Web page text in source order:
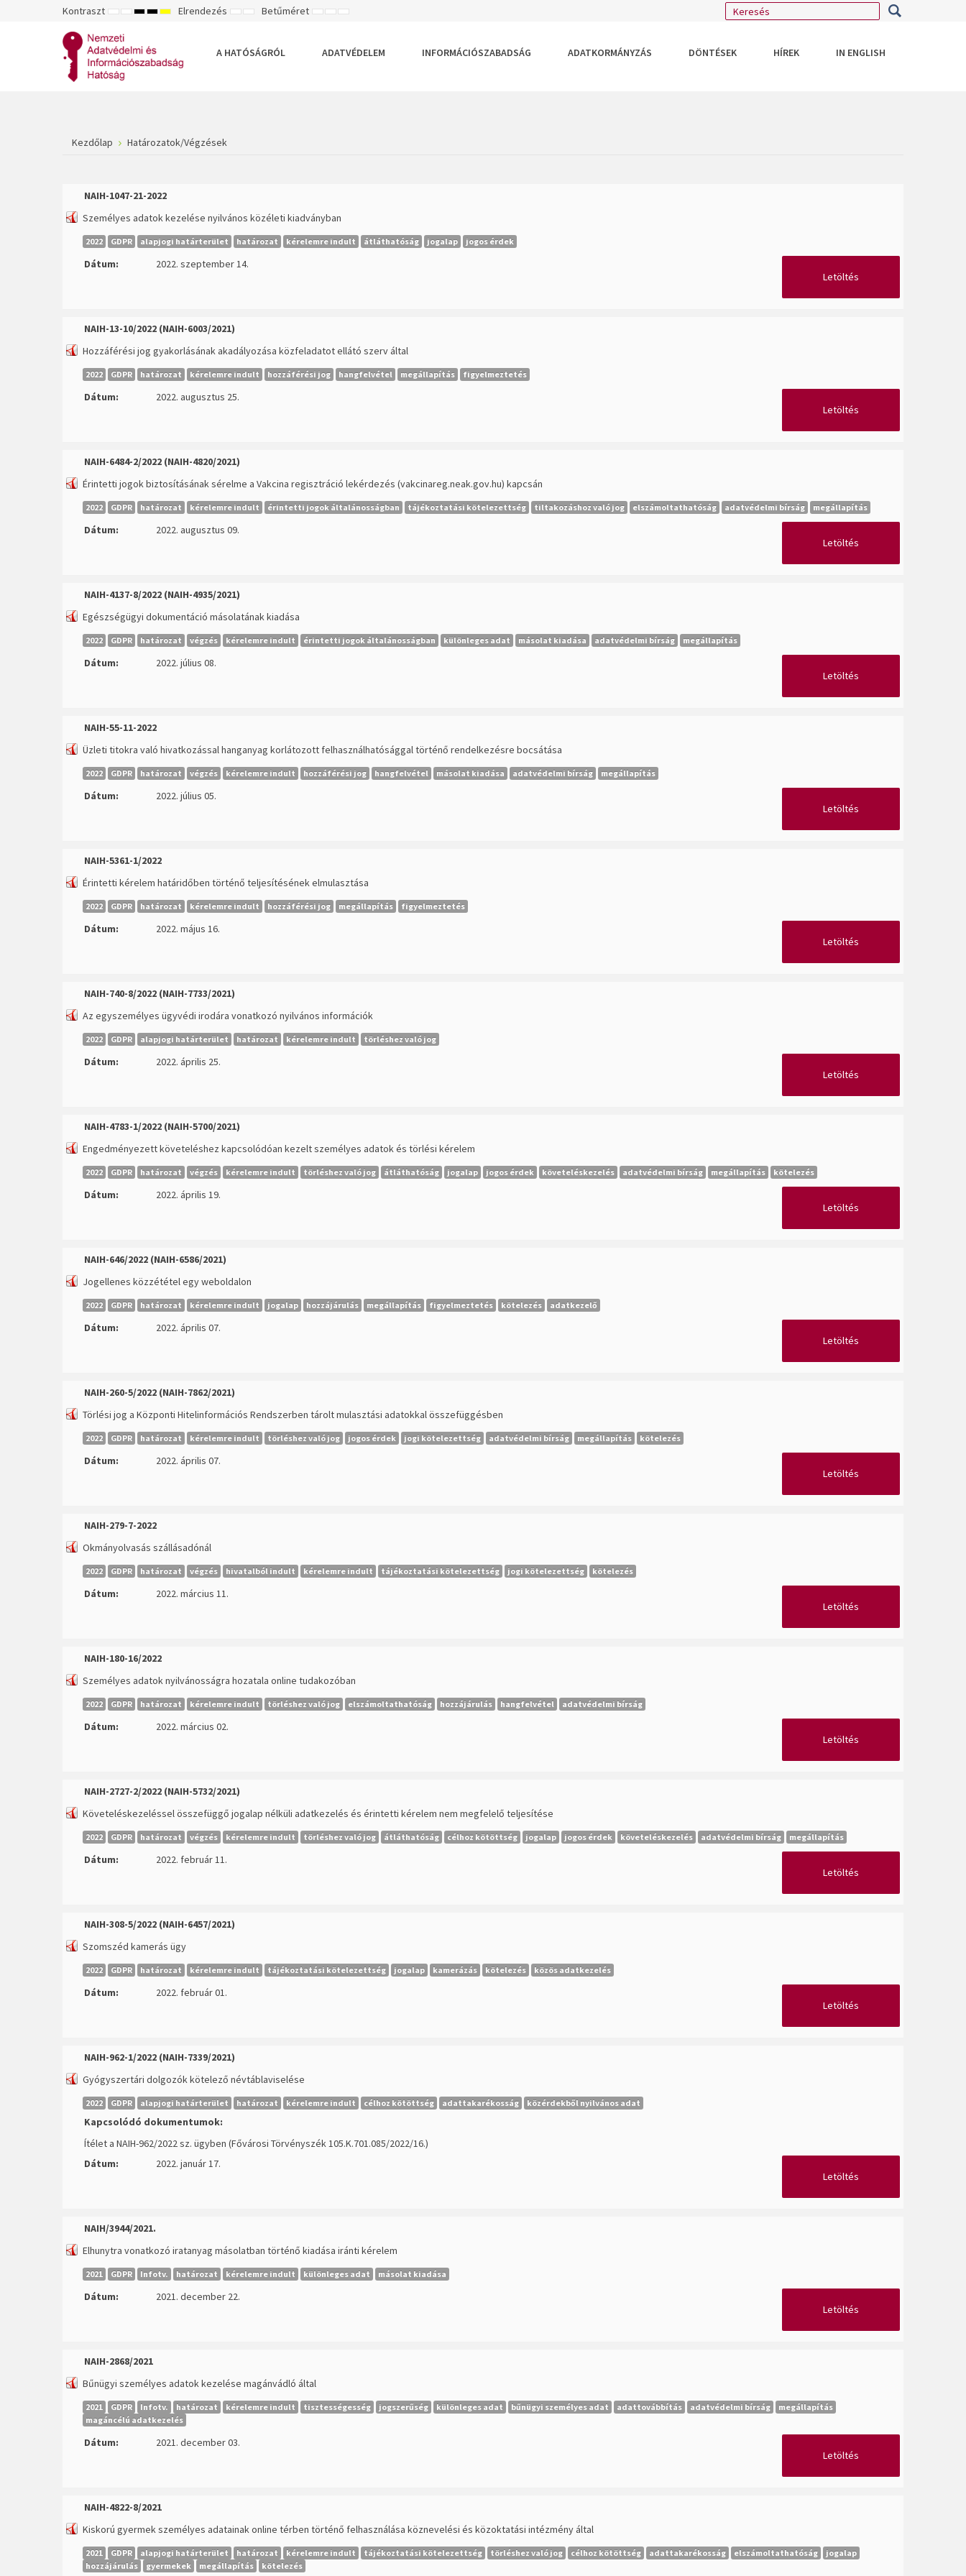
Kontraszt ALAPÉRTELMEZETT
ÉJSZAKAI
NAGY
FEHÉR
MÓD
NAGY
SÁRGA
MÓD
NAGY
MÓD
Elrendezés RÖGZÍTETT
SZÉLES
Betűméret KISEBB
ALAPÉRTELMEZETT
NAGYOBB
A HATÓSÁGRÓL
ADATVÉDELEM INFORMÁCIÓSZABADSÁG ADATKORMÁNYZÁS DÖNTÉSEK HÍREK IN ENGLISH
Kezdőlap Határozatok/Végzések
NAIH-1047-21-2022
Személyes adatok kezelése nyilvános közéleti kiadványban
2022 GDPR alapjogi határterület határozat kérelemre indult átláthatóság jogalap jogos érdek
Dátum:
2022. szeptember 14.
Letöltés
NAIH-13-10/2022 (NAIH-6003/2021)
Hozzáférési jog gyakorlásának akadályozása közfeladatot ellátó szerv által
2022 GDPR határozat kérelemre indult hozzáférési jog hangfelvétel megállapítás figyelmeztetés
Dátum:
2022. augusztus 25.
Letöltés
NAIH-6484-2/2022 (NAIH-4820/2021)
Érintetti jogok biztosításának sérelme a Vakcina regisztráció lekérdezés (vakcinareg.neak.gov.hu) kapcsán
2022 GDPR határozat kérelemre indult érintetti jogok általánosságban tájékoztatási kötelezettség tiltakozáshoz való jog elszámoltathatóság adatvédelmi bírság megállapítás
Dátum:
2022. augusztus 09.
Letöltés
NAIH-4137-8/2022 (NAIH-4935/2021)
Egészségügyi dokumentáció másolatának kiadása
2022 GDPR határozat végzés kérelemre indult érintetti jogok általánosságban különleges adat másolat kiadása adatvédelmi bírság megállapítás
Dátum:
2022. július 08.
Letöltés
NAIH-55-11-2022
Üzleti titokra való hivatkozással hanganyag korlátozott felhasználhatósággal történő rendelkezésre bocsátása
2022 GDPR határozat végzés kérelemre indult hozzáférési jog hangfelvétel másolat kiadása adatvédelmi bírság megállapítás
Dátum:
2022. július 05.
Letöltés
NAIH-5361-1/2022
Érintetti kérelem határidőben történő teljesítésének elmulasztása
2022 GDPR határozat kérelemre indult hozzáférési jog megállapítás figyelmeztetés
Dátum:
2022. május 16.
Letöltés
NAIH-740-8/2022 (NAIH-7733/2021)
Az egyszemélyes ügyvédi irodára vonatkozó nyilvános információk
2022 GDPR alapjogi határterület határozat kérelemre indult törléshez való jog
Dátum:
2022. április 25.
Letöltés
NAIH-4783-1/2022 (NAIH-5700/2021)
Engedményezett követeléshez kapcsolódóan kezelt személyes adatok és törlési kérelem
2022 GDPR határozat végzés kérelemre indult törléshez való jog átláthatóság jogalap jogos érdek követeléskezelés adatvédelmi bírság megállapítás kötelezés
Dátum:
2022. április 19.
Letöltés
NAIH-646/2022 (NAIH-6586/2021)
Jogellenes közzététel egy weboldalon
2022 GDPR határozat kérelemre indult jogalap hozzájárulás megállapítás figyelmeztetés kötelezés adatkezelő
Dátum:
2022. április 07.
Letöltés
NAIH-260-5/2022 (NAIH-7862/2021)
Törlési jog a Központi Hitelinformációs Rendszerben tárolt mulasztási adatokkal összefüggésben
2022 GDPR határozat kérelemre indult törléshez való jog jogos érdek jogi kötelezettség adatvédelmi bírság megállapítás kötelezés
Dátum:
2022. április 07.
Letöltés
NAIH-279-7-2022
Okmányolvasás szállásadónál
2022 GDPR határozat végzés hivatalból indult kérelemre indult tájékoztatási kötelezettség jogi kötelezettség kötelezés
Dátum:
2022. március 11.
Letöltés
NAIH-180-16/2022
Személyes adatok nyilvánosságra hozatala online tudakozóban
2022 GDPR határozat kérelemre indult törléshez való jog elszámoltathatóság hozzájárulás hangfelvétel adatvédelmi bírság
Dátum:
2022. március 02.
Letöltés
NAIH-2727-2/2022 (NAIH-5732/2021)
Követeléskezeléssel összefüggő jogalap nélküli adatkezelés és érintetti kérelem nem megfelelő teljesítése
2022 GDPR határozat végzés kérelemre indult törléshez való jog átláthatóság célhoz kötöttség jogalap jogos érdek követeléskezelés adatvédelmi bírság megállapítás
Dátum:
2022. február 11.
Letöltés
NAIH-308-5/2022 (NAIH-6457/2021)
Szomszéd kamerás ügy
2022 GDPR határozat kérelemre indult tájékoztatási kötelezettség jogalap kamerázás kötelezés közös adatkezelés
Dátum:
2022. február 01.
Letöltés
NAIH-962-1/2022 (NAIH-7339/2021)
Gyógyszertári dolgozók kötelező névtáblaviselése
2022 GDPR alapjogi határterület határozat kérelemre indult célhoz kötöttség adattakarékosság közérdekből nyilvános adat
Kapcsolódó dokumentumok:
Ítélet a NAIH-962/2022 sz. ügyben (Fővárosi Törvényszék 105.K.701.085/2022/16.)
Dátum:
2022. január 17.
Letöltés
NAIH/3944/2021.
Elhunytra vonatkozó iratanyag másolatban történő kiadása iránti kérelem
2021 GDPR Infotv. határozat kérelemre indult különleges adat másolat kiadása
Dátum:
2021. december 22.
Letöltés
NAIH-2868/2021
Bűnügyi személyes adatok kezelése magánvádló által
2021 GDPR Infotv. határozat kérelemre indult tisztességesség jogszerűség különleges adat bűnügyi személyes adat adattovábbítás adatvédelmi bírság
megállapítás
magáncélú adatkezelés
Dátum:
2021. december 03.
Letöltés
NAIH-4822-8/2021
Kiskorú gyermek személyes adatainak online térben történő felhasználása köznevelési és közoktatási intézmény által
2021 GDPR alapjogi határterület határozat kérelemre indult tájékoztatási kötelezettség törléshez való jog célhoz kötöttség adattakarékosság elszámoltathatóság
jogalap
hozzájárulás
gyermekek megállapítás kötelezés